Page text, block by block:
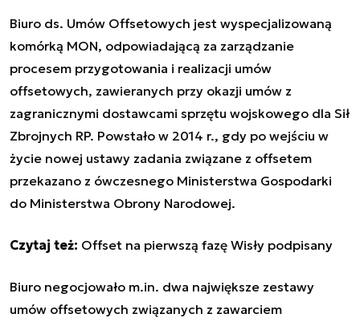
Biuro ds. Umów Offsetowych jest wyspecjalizowaną
komórką MON, odpowiadającą za zarządzanie
procesem przygotowania i realizacji umów
offsetowych, zawieranych przy okazji umów z
zagranicznymi dostawcami sprzętu wojskowego dla Sił
Zbrojnych RP. Powstało w 2014 r., gdy po wejściu w
życie nowej ustawy zadania związane z offsetem
przekazano z ówczesnego Ministerstwa Gospodarki
do Ministerstwa Obrony Narodowej.
Czytaj też: Offset na pierwszą fazę Wisły podpisany
Biuro negocjowało m.in. dwa największe zestawy
umów offsetowych związanych z zawarciem